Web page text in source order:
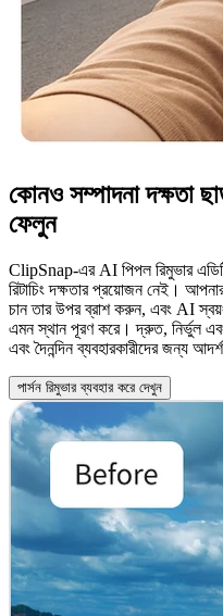
কোনও সম্পাদনা দক্ষতা
ফেলুন
ClipSnap-এর AI পিপল রিমুভার
রিটাচিং দক্ষতার প্রয়োজন নেই।
চান তার উপর ব্রাশ করুন, এবং AI
এমন স্থান পূরণ করে। দ্রুত, নির্ভুল
এবং দৈনন্দিন ব্যবহারকারীদের জন্য
পার্সন রিমুভার ব্যবহার করে দেখুন